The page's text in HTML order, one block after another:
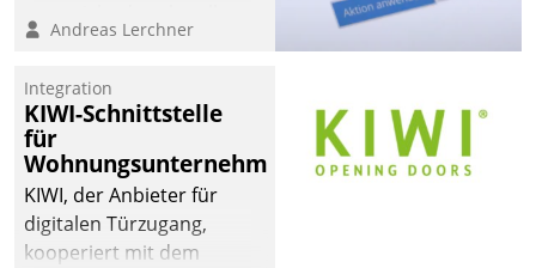
Cockpit für mobile
Datatrain. Die meravis
Wohnungsbau- und
Immobilien GmbH hat
sich dabei für den Betrieb
der Lösung über die SAP
Cloud Platform
Andreas Lerchner
Integration
KIWI-Schnittstelle
für
Wohnungsunternehmen
KIWI, der Anbieter für
digitalen Türzugang,
kooperiert mit dem